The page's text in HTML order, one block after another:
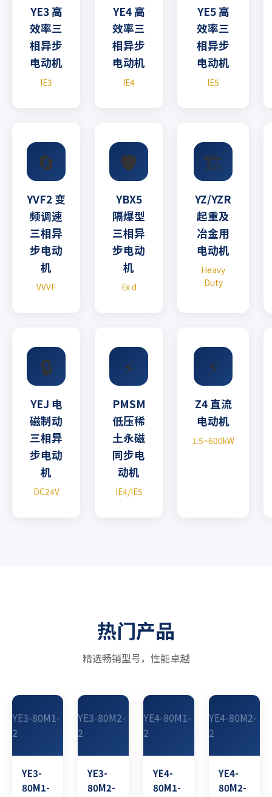
YE3 高
效率三
相异步
电动机
IE3
YE4 高
效率三
相异步
电动机
IE4
YE5 高
效率三
相异步
电动机
IE5
🔄
YVF2 变
频调速
三相异
步电动
机
VVVF
🛡️
YBX5
隔爆型
三相异
步电动
机
Ex d
🏗️
YZ/YZR
起重及
冶金用
电动机
Heavy
Duty
🔒
YEJ 电
磁制动
三相异
步电动
机
DC24V
⚡
PMSM
低压稀
土永磁
同步电
动机
IE4/IE5
⚡
Z4 直流
电动机
1.5~600kW
热门产品
精选畅销型号，性能卓越
YE3-80M1-
2
YE3-
80M1-
YE3-80M2-
2
YE3-
80M2-
YE4-80M1-
2
YE4-
80M1-
YE4-80M2-
2
YE4-
80M2-